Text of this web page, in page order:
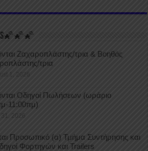
Ζαχαροπλάστης/τρια & Βοηθός
τρια
1, 2026
Οδηγοί Πωλήσεων (ωράριο
11:00πμ)
31, 2026
Προσωπικό (α) Τμήμα Συντήρησης και
Φορτηγών και Trailers